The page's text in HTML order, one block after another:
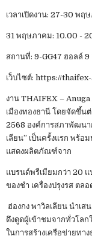
เวลาเปิดงาน: 27-30 พฤ
31 พฤษภาคม: 10.00 -
สถานที่: 9-GG47 ฮอลล์
เว็บไซต์: https://
งาน THAIFEX –
เมืองทองธานี โดยจัดขึ้น
2568 องค์การสภาพัฒนา
เลียน” เป็นครั้งแรก พร้อ
แสดงผลิตภัณฑ์จาก
แบรนด์พรีเมียมกว่า 20
ของชำ เครื่องปรุงรส ตล
ฮ่องกง พาวิลเลียน นำเ
ดึงดูดผู้เข้าชมจากทั่วโล
ในการสร้างเครือข่ายทา